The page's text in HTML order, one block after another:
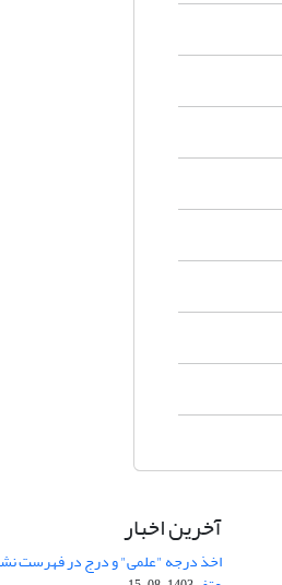
آخرین اخبار
اخذ درجه "علمی" و درج در فهرست